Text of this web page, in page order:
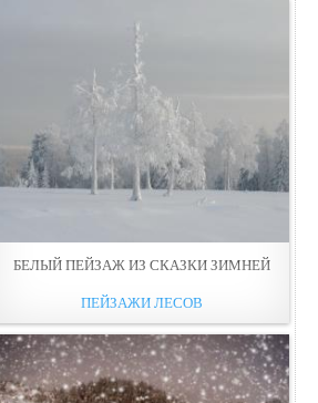
БЕЛЫЙ ПЕЙЗАЖ ИЗ СКАЗКИ ЗИМНЕЙ
ПЕЙЗАЖИ ЛЕСОВ